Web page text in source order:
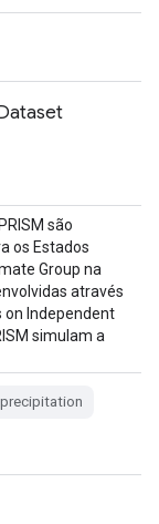
são
os Estados
Group na
através
on Independent
simulam a
precipitation